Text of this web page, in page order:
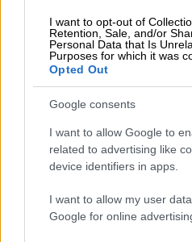
I want to opt-out of
Retention, Sale, and/or
Personal Data that Is
Purposes for which it was
Opted Out
Google consents
I want to allow Google to
related to advertising like
device identifiers in apps.
I want to allow my user
Google for online
μπόρεσε να κρύψει τη
μπροστά στη στιγμή
Ο 64χρονος σταρ
τοπικά Μέσα για το πώς
Μεγάλη Εβδομάδα του
απηύθυνε ένα κάλεσμα
«Πάντα λέω ότι είναι
Solidaria) Εβδομάδα,
είναι η Μεγάλη